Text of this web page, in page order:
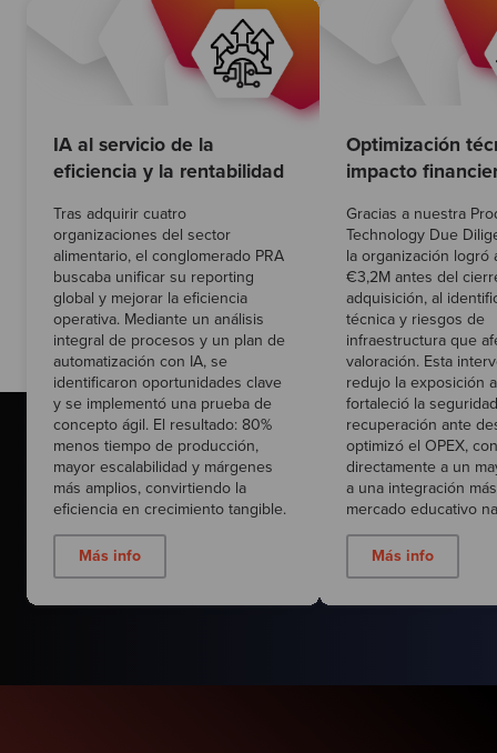
IA al servicio de la
eficiencia y la rentabilidad
Tras adquirir cuatro
organizaciones del sector
alimentario, el conglomerado PRA
buscaba unificar su reporting
global y mejorar la eficiencia
operativa. Mediante un análisis
integral de procesos y un plan de
automatización con IA, se
identificaron oportunidades clave
y se implementó una prueba de
concepto ágil. El resultado: 80%
menos tiempo de producción,
mayor escalabilidad y márgenes
más amplios, convirtiendo la
eficiencia en crecimiento tangible.
Más info
Optimización
impacto
Gracias a nuestra
Technology Due
la organización logró
€3,2M antes del
adquisición, al
técnica y riesgos de
infraestructura que
valoración. Esta
redujo la exposición
fortaleció la
recuperación ante
optimizó el OPEX,
directamente a un
a una integración
mercado educativo
Más info